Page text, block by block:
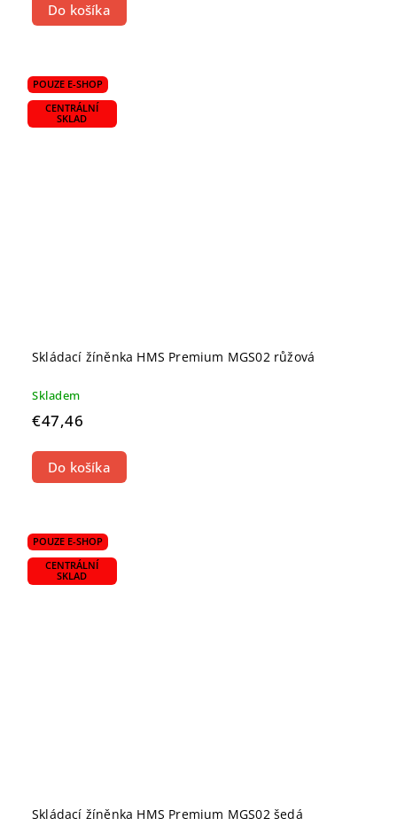
Do košíka
POUZE E-SHOP
CENTRÁLNÍ
SKLAD
Skládací žíněnka HMS Premium MGS02 růžová
Skladem
€47,46
Do košíka
POUZE E-SHOP
CENTRÁLNÍ
SKLAD
Skládací žíněnka HMS Premium MGS02 šedá